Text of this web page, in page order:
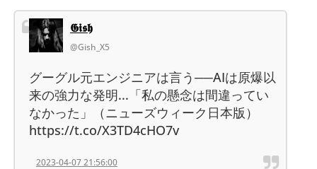
𝕲𝖎𝖘𝖍
@Gish_X5
グーグル元エンジニアは言う──AIは原爆以
来の強力な発明...「私の懸念は間違ってい
なかった」（ニューズウィーク日本版）
https://t.co/X3TD4cHO7v
2023-04-07 21:56:00